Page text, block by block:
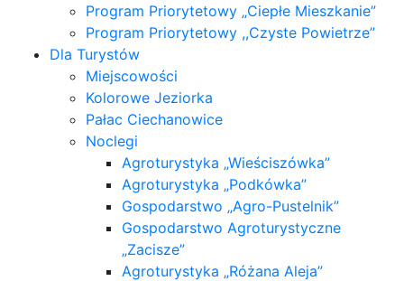
Program Priorytetowy „Ciepłe Mieszkanie”
Program Priorytetowy ,,Czyste Powietrze”
Dla Turystów
Miejscowości
Kolorowe Jeziorka
Pałac Ciechanowice
Noclegi
Agroturystyka „Wieściszówka”
Agroturystyka „Podkówka”
Gospodarstwo „Agro-Pustelnik”
Gospodarstwo Agroturystyczne
„Zacisze”
Agroturystyka „Różana Aleja”